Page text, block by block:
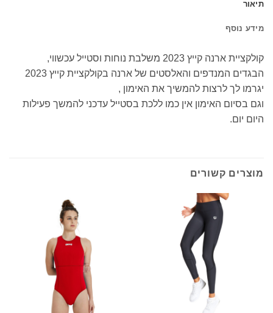
תיאור
מידע נוסף
קולקציית ארנה קייץ 2023 משלבת נוחות וסטייל עכשווי,
הבגדים המנדפים והאלסטים של ארנה בקולקציית קייץ 2023
יגרמו לך לרצות להמשיך את האימון ,
וגם בסיום האימון אין כמו ללכת בסטייל עדכני להמשך פעילות
היום יום.
מוצרים קשורים